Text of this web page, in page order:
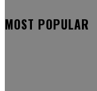
MOST POPULAR